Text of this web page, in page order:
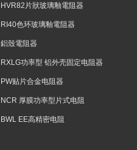
HVR82片狀玻璃釉電阻器
RI40色环玻璃釉電阻器
鋁殼電阻器
RXLG功率型 铝外壳固定电阻器
PW贴片合金电阻器
NCR 厚膜功率型片式电阻
BWL EE高精密电阻